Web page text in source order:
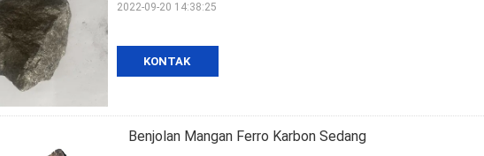
KONTAK
2022-09-20 14:38:25
Benjolan Mangan Ferro Karbon Sedang